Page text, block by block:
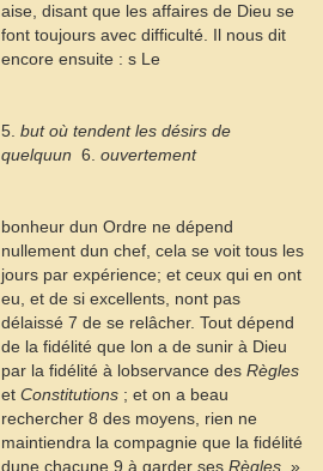
aise, disant que les affaires de Dieu se
font toujours avec difficulté. Il nous dit
encore ensuite : s Le
5. but où tendent les désirs de
quelquun  6. ouvertement
bonheur dun Ordre ne dépend
nullement dun chef, cela se voit tous les
jours par expérience; et ceux qui en ont
eu, et de si excellents, nont pas
délaissé 7 de se relâcher. Tout dépend
de la fidélité que lon a de sunir à Dieu
par la fidélité à lobservance des Règles
et Constitutions ; et on a beau
rechercher 8 des moyens, rien ne
maintiendra la compagnie que la fidélité
dune chacune 9 à garder ses Règles . »